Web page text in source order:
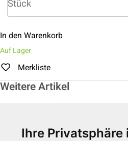
Ihre Privatsphäre
In den Warenkorb
Auf Lager
Merkliste
Weitere Artikel